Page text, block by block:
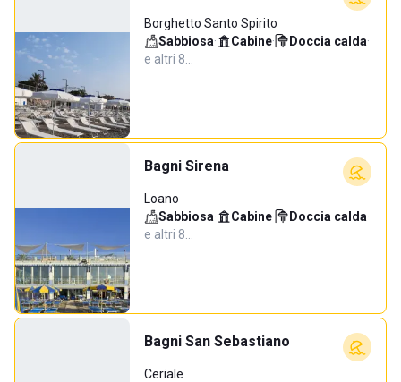
Borghetto Santo Spirito
Sabbiosa· Cabine· Doccia calda·
e altri 8…
Bagni Sirena
Loano
Sabbiosa· Cabine· Doccia calda·
e altri 8…
Bagni San Sebastiano
Ceriale